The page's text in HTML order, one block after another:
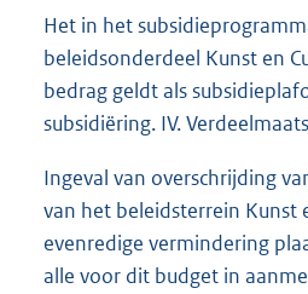
Het in het
beleidsonderdeel Kunst en
bedrag geldt als
subsidiëring. IV.
Ingeval van overschrijding
van het beleidsterrein Kunst
evenredige vermindering
alle voor dit budget in